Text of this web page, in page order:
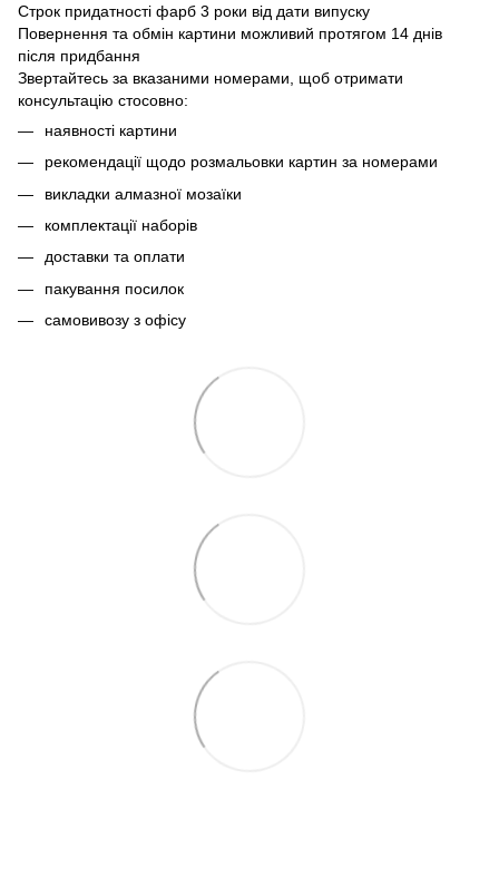
Строк придатності фарб 3 роки від дати випуску
Повернення та обмін картини можливий протягом 14 днів
після придбання
Звертайтесь за вказаними номерами, щоб отримати
консультацію стосовно:
наявності картини
рекомендації щодо розмальовки картин за номерами
викладки алмазної мозаїки
комплектації наборів
доставки та оплати
пакування посилок
самовивозу з офісу